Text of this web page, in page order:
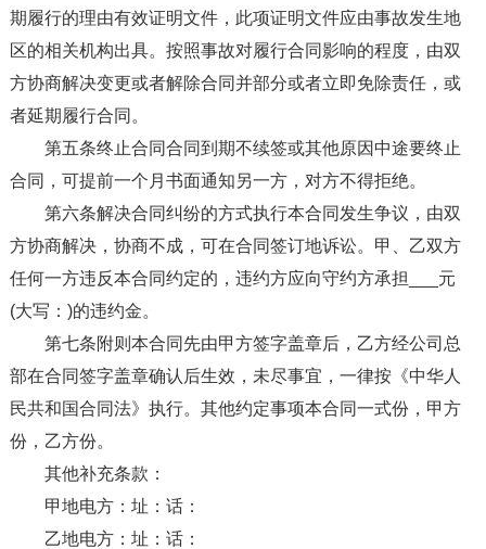
期履行的理由有效证明文件，此项证明文件应由事故发生地
区的相关机构出具。按照事故对履行合同影响的程度，由双
方协商解决变更或者解除合同并部分或者立即免除责任，或
者延期履行合同。
第五条终止合同合同到期不续签或其他原因中途要终止
合同，可提前一个月书面通知另一方，对方不得拒绝。
第六条解决合同纠纷的方式执行本合同发生争议，由双
方协商解决，协商不成，可在合同签订地诉讼。甲、乙双方
任何一方违反本合同约定的，违约方应向守约方承担___元
(大写：)的违约金。
第七条附则本合同先由甲方签字盖章后，乙方经公司总
部在合同签字盖章确认后生效，未尽事宜，一律按《中华人
民共和国合同法》执行。其他约定事项本合同一式份，甲方
份，乙方份。
其他补充条款：
甲地电方：址：话：
乙地电方：址：话：